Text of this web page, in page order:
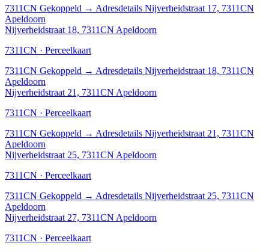
7311CN Gekoppeld → Adresdetails Nijverheidstraat 17, 7311CN
Apeldoorn
Nijverheidstraat 18, 7311CN Apeldoorn
7311CN · Perceelkaart
7311CN Gekoppeld → Adresdetails Nijverheidstraat 18, 7311CN
Apeldoorn
Nijverheidstraat 21, 7311CN Apeldoorn
7311CN · Perceelkaart
7311CN Gekoppeld → Adresdetails Nijverheidstraat 21, 7311CN
Apeldoorn
Nijverheidstraat 25, 7311CN Apeldoorn
7311CN · Perceelkaart
7311CN Gekoppeld → Adresdetails Nijverheidstraat 25, 7311CN
Apeldoorn
Nijverheidstraat 27, 7311CN Apeldoorn
7311CN · Perceelkaart